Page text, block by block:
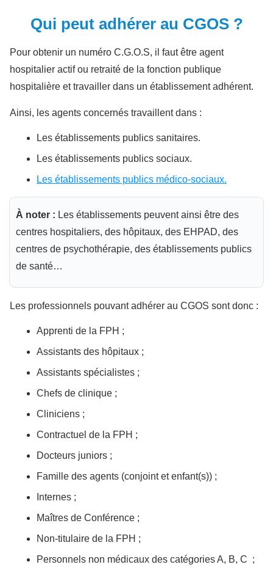
Qui peut adhérer au CGOS ?
Pour obtenir un numéro C.G.O.S, il faut être agent
hospitalier actif ou retraité de la fonction publique
hospitalière et travailler dans un établissement adhérent.
Ainsi, les agents concernés travaillent dans :
Les établissements publics sanitaires.
Les établissements publics sociaux.
Les établissements publics médico-sociaux.
À noter : Les établissements peuvent ainsi être des
centres hospitaliers, des hôpitaux, des EHPAD, des
centres de psychothérapie, des établissements publics
de santé…
Les professionnels pouvant adhérer au CGOS sont donc :
Apprenti de la FPH ;
Assistants des hôpitaux ;
Assistants spécialistes ;
Chefs de clinique ;
Cliniciens ;
Contractuel de la FPH ;
Docteurs juniors ;
Famille des agents (conjoint et enfant(s)) ;
Internes ;
Maîtres de Conférence ;
Non-titulaire de la FPH ;
Personnels non médicaux des catégories A, B, C ;